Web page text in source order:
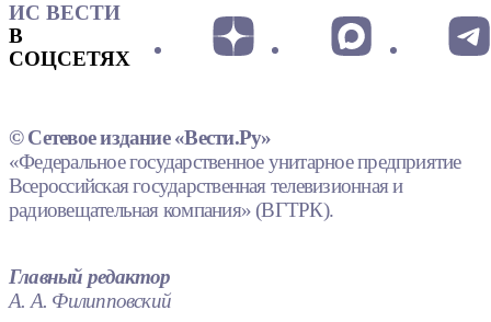
ИС ВЕСТИ
В
СОЦСЕТЯХ
© Сетевое издание «Вести.Ру»
«Федеральное государственное унитарное предприятие
Всероссийская государственная телевизионная и
радиовещательная компания» (ВГТРК).
Главный редактор
А. А. Филипповский